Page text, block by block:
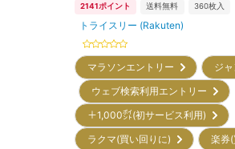
2141 ポイント 送料無料 360枚入
トライスリー (Rakuten)
マラソンエントリー
ジ
ウェブ検索利用エントリー
＋1,000㌽(初サービス利用)
ラクマ(買い回りに)
楽券